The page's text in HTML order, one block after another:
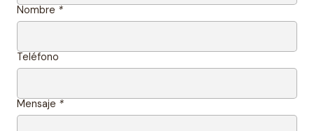
Nombre *
Teléfono
Mensaje *